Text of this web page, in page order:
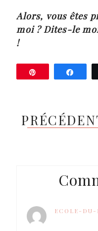
Alors, vous êtes
moi ? Dites-le
!
Épingle
ECOLE-